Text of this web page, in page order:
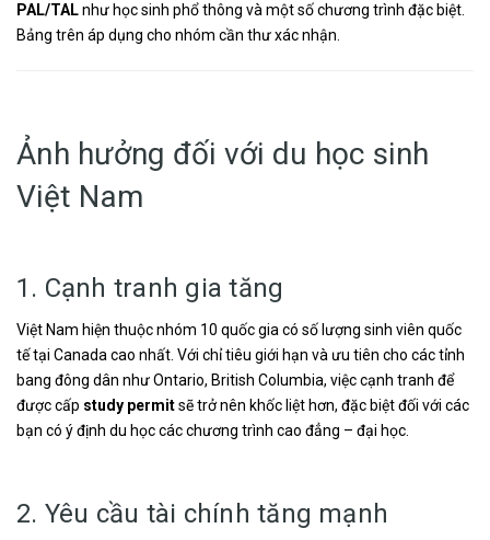
PAL/TALnhư học sinh phổ thông và một số chương trình đặc biệt.
Bảng trên áp dụng cho nhóm cần thư xác nhận.
Ảnh hưởng đối với du học sinh
Việt Nam
1. Cạnh tranh gia tăng
Việt Nam hiện thuộc nhóm 10 quốc gia có số lượng sinh viên quốc
tế tại Canada cao nhất. Với chỉ tiêu giới hạn và ưu tiên cho các tỉnh
bang đông dân như Ontario, British Columbia, việc cạnh tranh để
được cấp study permitsẽ trở nên khốc liệt hơn, đặc biệt đối với các
bạn có ý định du học các chương trình cao đẳng – đại học.
2. Yêu cầu tài chính tăng mạnh